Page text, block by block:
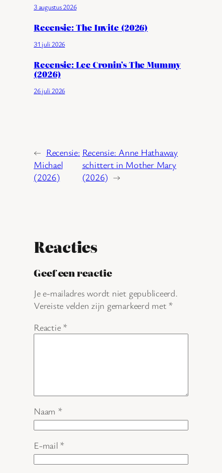
3 augustus 2026
Recensie: The Invite (2026)
31 juli 2026
Recensie: Lee Cronin’s The Mummy
(2026)
26 juli 2026
← Recensie:
Michael
(2026)
Recensie: Anne Hathaway
schittert in Mother Mary
(2026) →
Reacties
Geef een reactie
Je e-mailadres wordt niet gepubliceerd.
Vereiste velden zijn gemarkeerd met *
Reactie *
Naam *
E-mail *